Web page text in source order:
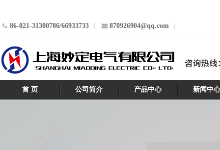
86-021-31300786/66933733 870926904@qq.com
首 页 公司简介 产品中心 新闻中